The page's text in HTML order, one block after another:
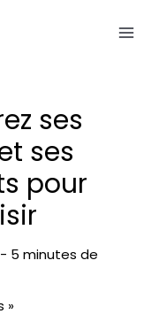
ses
ses
pour
- 5 minutes de